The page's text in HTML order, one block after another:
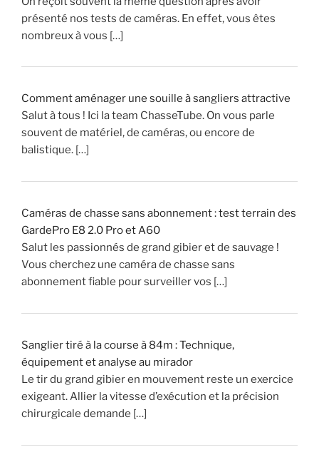
e
c
e
k
e
l
i
e
o
)
»
présenté nos tests de caméras. En effet, vous êtes
nombreux à vous […]
Comment aménager une souille à sangliers attractive
Salut à tous ! Ici la team ChasseTube. On vous parle
souvent de matériel, de caméras, ou encore de
balistique. […]
Caméras de chasse sans abonnement : test terrain des
GardePro E8 2.0 Pro et A60
Salut les passionnés de grand gibier et de sauvage !
Vous cherchez une caméra de chasse sans
abonnement fiable pour surveiller vos […]
Sanglier tiré à la course à 84m : Technique,
équipement et analyse au mirador
Le tir du grand gibier en mouvement reste un exercice
exigeant. Allier la vitesse d’exécution et la précision
chirurgicale demande […]